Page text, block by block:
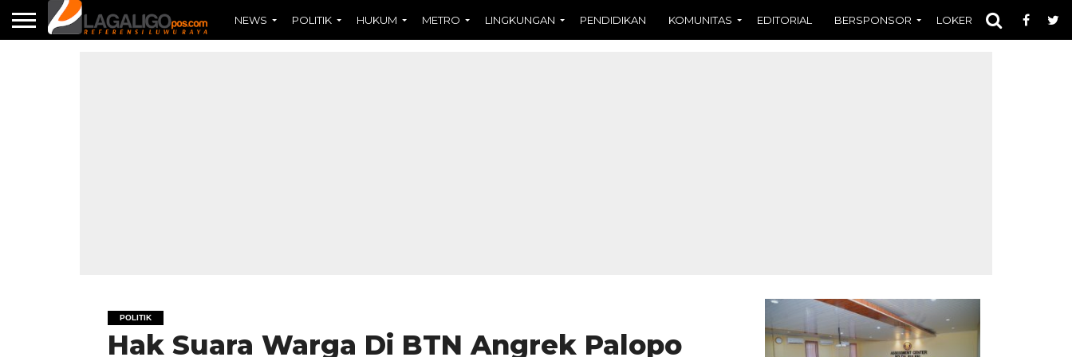
NEWS POLITIK HUKUM METRO LINGKUNGAN PENDIDIKAN KOMUNITAS EDITORIAL BERSPONSOR LOKER OPINI
POLITIK
Hak Suara Warga Di BTN Angrek Palopo